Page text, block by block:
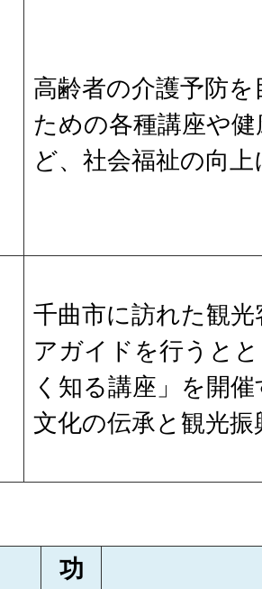
高齢者の介護予防
ための各種講座や
ど、社会福祉の向
千曲市に訪れた観
アガイドを行うと
く知る講座」を開
文化の伝承と観光
功